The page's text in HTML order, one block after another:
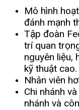
Mô hình
đánh mạnh
Tập đoàn
trí quan
nguyên liệu,
kỹ thuật cao.
Nhân viên
Chi nhánh
nhánh và